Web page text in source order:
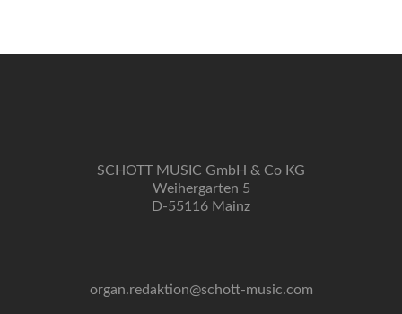
SCHOTT MUSIC GmbH & Co KG
Weihergarten 5
D-55116 Mainz
organ.redaktion@schott-music.com